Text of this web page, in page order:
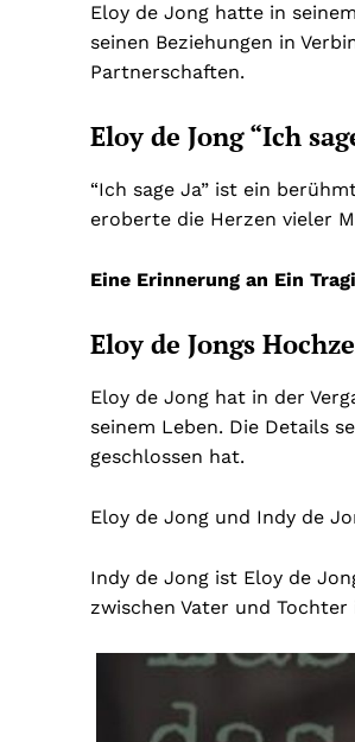
Eloy de Jong hatte in
seinen Beziehungen in
Partnerschaften.
Eloy de Jong “Ich
“Ich sage Ja” ist ein
eroberte die Herzen vieler
Eine Erinnerung an Ein
Eloy de Jongs
Eloy de Jong hat in der
seinem Leben. Die Details
geschlossen hat.
Eloy de Jong und Indy de
Indy de Jong ist Eloy de
zwischen Vater und